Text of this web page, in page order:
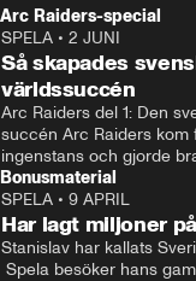
spela@aftonbladet.se
Arc Raiders-special
SPELA • 2 JUNI
Så skapades
världssuccén
Arc Raiders del 1: Den
succén Arc Raiders kom
ingenstans och gjorde
men vad är egentligen
bakom?
Bonusmaterial
SPELA • 9 APRIL
Har lagt miljoner
Stanislav har kallats
Spela besöker hans